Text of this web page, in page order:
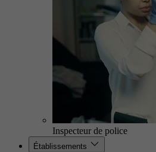
Inspecteur de police
Établissements